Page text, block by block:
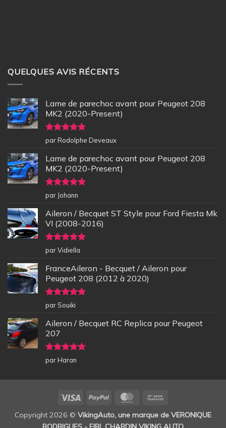
QUELQUES AVIS RÉCENTS
Lame de parechoc avant pour Peugeot 208
MK2 (2020-Present)
Note5sur
5
par Rodolphe Deveaux
Lame de parechoc avant pour Peugeot 208
MK2 (2020-Present)
Note5sur
5
par Johann
Aileron / Becquet ST Style pour Ford Fiesta Mk
VI (2008-2016)
Note5sur
5
par Vidiella
FranceAileron - Becquet / Aileron pour
Peugeot 208 (2012 à 2020)
Note5sur
5
par Souiki
Aileron / Becquet RC Replica pour Peugeot
207
Note5sur
5
par Haran
Visa PayPal MasterCard
Copyright 2026 © VikingAuto, une marque de VERONIQUE